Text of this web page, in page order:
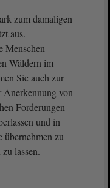
zum damaligen
aus.
Menschen
Wäldern im
Sie auch zur
Anerkennung von
Forderungen
und in
übernehmen zu
lassen.